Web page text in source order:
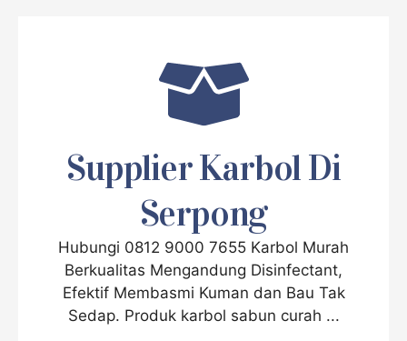
Supplier Karbol Di
Serpong
Hubungi 0812 9000 7655 Karbol Murah
Berkualitas Mengandung Disinfectant,
Efektif Membasmi Kuman dan Bau Tak
Sedap. Produk karbol sabun curah ...